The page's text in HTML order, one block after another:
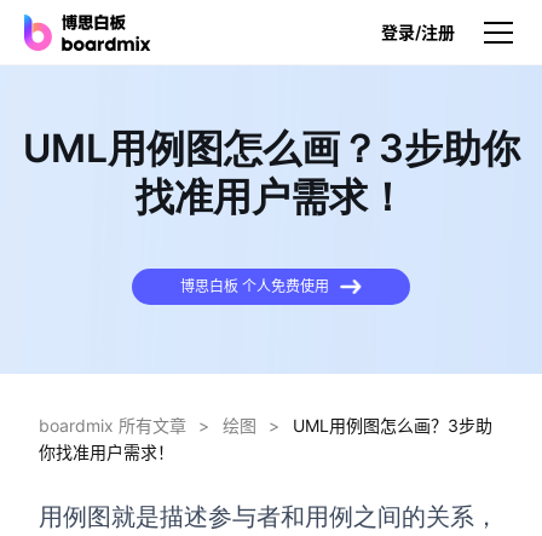
登录/注册
产品
博思白板
博思白板SDK
博思白板离线版
UML用例图怎么画？3步助你
找准用户需求！
博思白板 个人免费使用
boardmix 所有文章 > 绘图 >
UML用例图怎么画？3步助
你找准用户需求！
用例图就是描述参与者和用例之间的关系，